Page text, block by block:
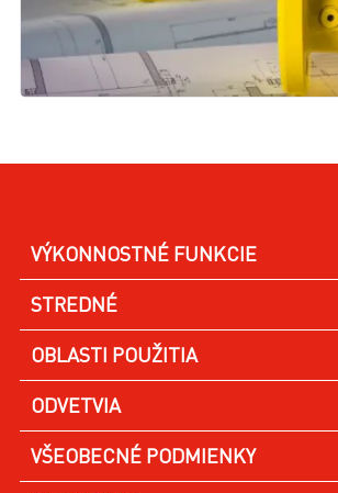
VÝKONNOSTNÉ FUNKCIE
STREDNÉ
OBLASTI POUŽITIA
ODVETVIA
VŠEOBECNÉ PODMIENKY